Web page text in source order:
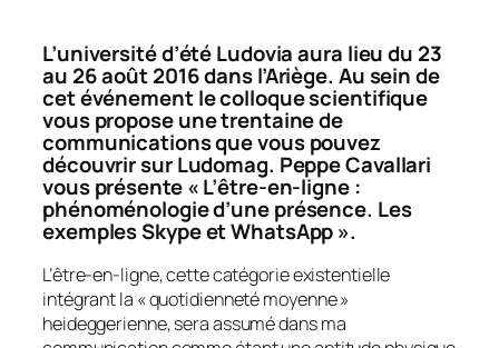
L’université d’été Ludovia aura lieu du 23
au 26 août 2016 dans l’Ariège. Au sein de
cet événement le colloque scientifique
vous propose une trentaine de
communications que vous pouvez
découvrir sur Ludomag. Peppe Cavallari
vous présente « L’être-en-ligne :
phénoménologie d’une présence. Les
exemples Skype et WhatsApp ».
L’être-en-ligne, cette catégorie existentielle
intégrant la «quotidienneté moyenne»
heideggerienne, sera assumé dans ma